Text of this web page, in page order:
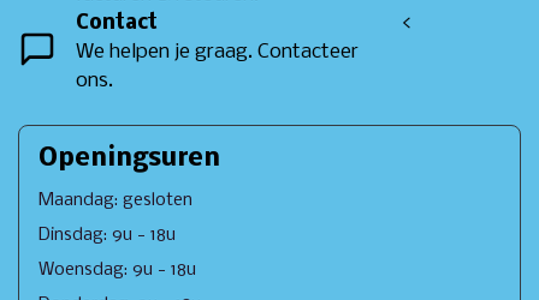
Contact
We helpen je graag. Contacteer
ons.
<
Openingsuren
Maandag: gesloten
Dinsdag: 9u - 18u
Woensdag: 9u - 18u